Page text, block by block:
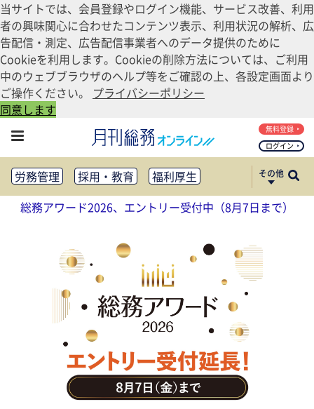
当サイトでは、会員登録やログイン機能、サービス改善、利用
者の興味関心に合わせたコンテンツ表示、利用状況の解析、広
告配信・測定、広告配信事業者へのデータ提供のために
Cookieを利用します。Cookieの削除方法については、ご利用
中のウェブブラウザのヘルプ等をご確認の上、各設定画面より
ご操作ください。 プライバシーポリシー
同意します
ログイン
無料登録
労務管理 採用・教育
福利厚生
健康経営
働き方改革
法務・コンプライアンス
リスクマネジメント・BCP
社外・社内広報
社外・社内コミュニケーション活性化
FM・オフィス移転
CSR・SDGs
テクノロジー活用・DX
助成金・補助金・コスト削減
アウトソーシング・BPO
調査・レポート
その他
総務アワード2026、エントリー受付中（8月7日まで）